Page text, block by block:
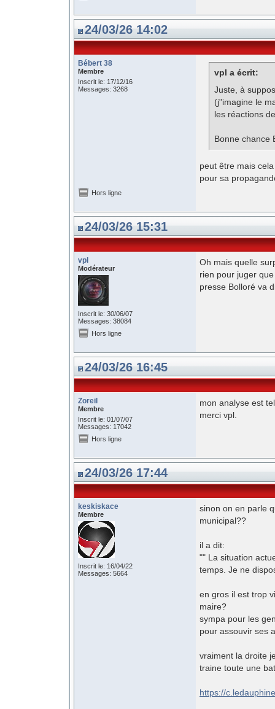
24/03/26 14:02
Bébert 38
Membre
Inscrit le: 17/12/16
Messages: 3268
vpl a écrit:
Juste, à
(j"imagine le
les réactions
Bonne chance
peut être mais
pour sa
Hors ligne
24/03/26 15:31
vpl
Modérateur
Inscrit le: 30/06/07
Messages: 38084
Oh mais quelle
rien pour juger
presse Bolloré va
Hors ligne
24/03/26 16:45
Zoreil
Membre
Inscrit le: 01/07/07
Messages: 17042
mon analyse est
merci vpl.
Hors ligne
24/03/26 17:44
keskiskace
Membre
Inscrit le: 16/04/22
Messages: 5664
sinon on en parle
municipal??
il a dit:
"" La situation
temps. Je ne
en gros il est trop
maire?
sympa pour les
pour assouvir ses
vraiment la droite
traine toute une
https://